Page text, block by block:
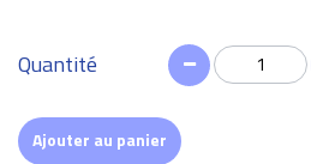
Quantité
Ajouter au panier